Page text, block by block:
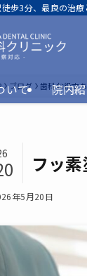
歩3分、最良の治療
いて 院内
ブログ 歯科お役立
フッ
年5月20日